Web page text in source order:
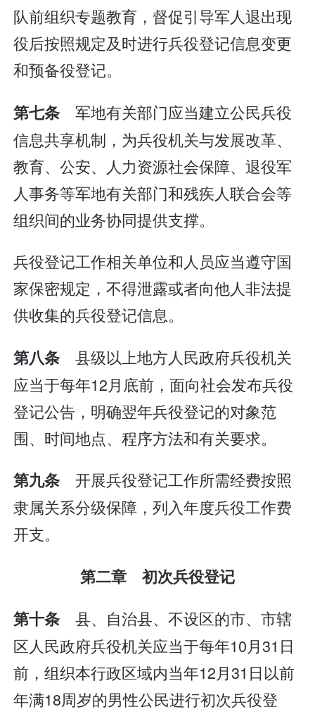
队前组织专题教育，督促引导军人退出现
役后按照规定及时进行兵役登记信息变更
和预备役登记。
第七条军地有关部门应当建立公民兵役
信息共享机制，为兵役机关与发展改革、
教育、公安、人力资源社会保障、退役军
人事务等军地有关部门和残疾人联合会等
组织间的业务协同提供支撑。
兵役登记工作相关单位和人员应当遵守国
家保密规定，不得泄露或者向他人非法提
供收集的兵役登记信息。
第八条县级以上地方人民政府兵役机关
应当于每年12月底前，面向社会发布兵役
登记公告，明确翌年兵役登记的对象范
围、时间地点、程序方法和有关要求。
第九条开展兵役登记工作所需经费按照
隶属关系分级保障，列入年度兵役工作费
开支。
第二章 初次兵役登记
第十条县、自治县、不设区的市、市辖
区人民政府兵役机关应当于每年10月31日
前，组织本行政区域内当年12月31日以前
年满18周岁的男性公民进行初次兵役登